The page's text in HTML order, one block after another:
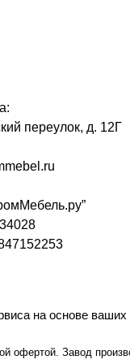
переулок, д. 12Г
офертой. Завод
на основе ваших